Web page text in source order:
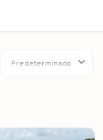
Predeterminado